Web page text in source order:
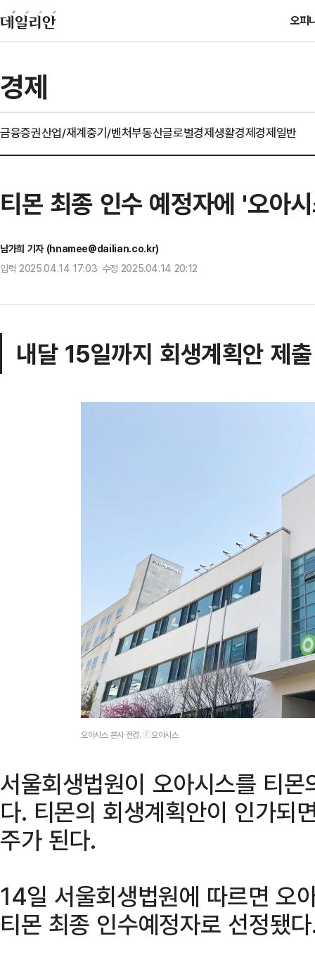
오피
경제
금융증권산업/재계중기/벤처부동산글로벌경제생활경제경제일반
티몬 최종 인수 예정자에 '오아
남가희 기자 (hnamee@dailian.co.kr)
입력 2025.04.14 17:03 수정 2025.04.14 20:12
내달 15일까지 회생계획안 제출
오아시스 본사 전경. ⓒ오아시스
서울회생법원이 오아시스를 티
다. 티몬의 회생계획안이 인가되
주가 된다.
14일 서울회생법원에 따르면 오
티몬 최종 인수예정자로 선정됐